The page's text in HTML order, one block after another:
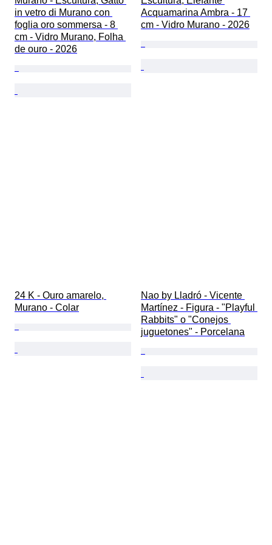
in vetro di Murano con
foglia oro sommersa - 8
cm - Vidro Murano, Folha
de ouro - 2026
Acquamarina Ambra - 17
cm - Vidro Murano - 2026
24 K - Ouro amarelo,
Murano - Colar
Nao by Lladró - Vicente
Martínez - Figura - "Playful
Rabbits" o "Conejos
juguetones" - Porcelana